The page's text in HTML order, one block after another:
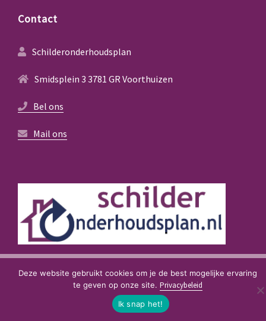
Contact
Schilderonderhoudsplan
Smidsplein 3 3781 GR Voorthuizen
Bel ons
Mail ons
© 2021SchilderOnderhoudsPlan. Created byD-Fokker
Deze website gebruikt cookies om je de best mogelijke ervaring
te geven op onze site. Privacybeleid
Ik snap het!